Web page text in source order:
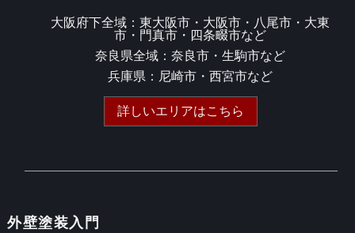
大阪府下全域：東大阪市・大阪市・八尾市・大東
市・門真市・四条畷市など
奈良県全域：奈良市・生駒市など
兵庫県：尼崎市・西宮市など
詳しいエリアはこちら
外壁塗装入門